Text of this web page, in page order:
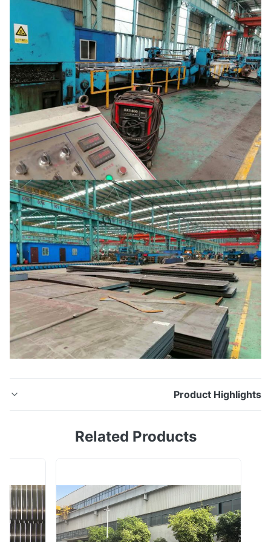
Product
وهندسة المحيطات تفاصيل 1 ، المنتج: صفائح مدرفلة على
Q235C ، Q235D ، Q235E معيار EN10025: S235JR ،
S235J0 ، S235J2 معيار DIN 17100: St33 ، St37-2 ...
Related Products